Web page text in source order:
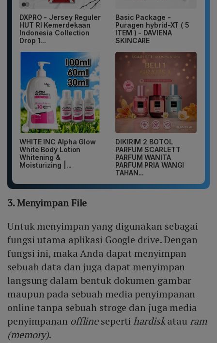
DXPRO - Jersey Reguler
HUT RI Kemerdekaan
Indonesia Collection
Drop 1...
Basic Package -
Puragen hybrid-XT ( 5
ITEM ) - DAVIENA
SKINCARE
WHITE INC Alpha Glow
White Body Lotion
Whitening &
Moisturizing |...
DIKIRIM 2 BOTOL
PARFUM SCARLETT
PARFUM WANITA
PARFUM PRIA WANGI
TAHAN...
3. Menyimpan File
Untuk menyimpan yang digunakan sebagai
fungsi utama aplikasi Google drive. Dengan
fungsi ini, maka Anda dapat menyimpan
sebuah data dan juga dapat menyimpan
langsung dalam bentuk dokumen gambar
maupun pada sebuah media penyimpanan
online tanpa sebuah stroge dan juga media
penyimpanan offlinesepertihardiskatau ram
(memory).